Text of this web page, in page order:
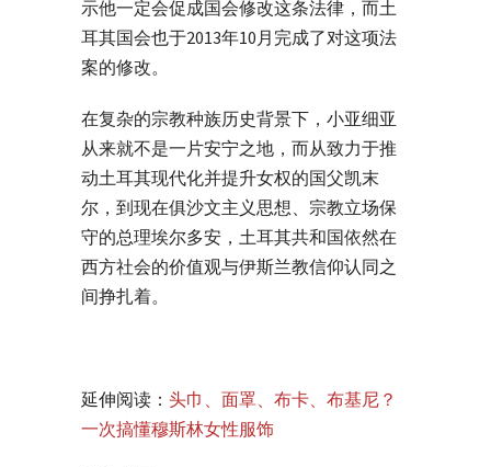
示他一定会促成国会修改这条法律，而土
耳其国会也于2013年10月完成了对这项法
案的修改。
在复杂的宗教种族历史背景下，小亚细亚
从来就不是一片安宁之地，而从致力于推
动土耳其现代化并提升女权的国父凯末
尔，到现在俱沙文主义思想、宗教立场保
守的总理埃尔多安，土耳其共和国依然在
西方社会的价值观与伊斯兰教信仰认同之
间挣扎着。
延伸阅读： 头巾、面罩、布卡、布基尼？
一次搞懂穆斯林女性服饰